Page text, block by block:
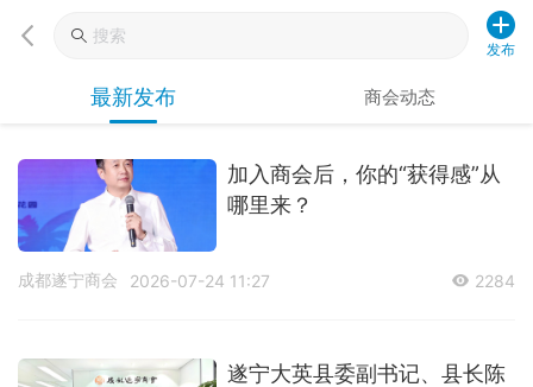
发布
最新发布 商会动态
加入商会后，你的“获得感”从
哪里来？
成都遂宁商会 2026-07-24 11:27 2284
遂宁大英县委副书记、县长陈